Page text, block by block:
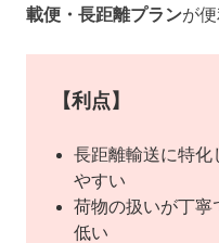
載便・長距離プランが便
【利点】
長距離輸送に特化
やすい
荷物の扱いが丁寧
低い